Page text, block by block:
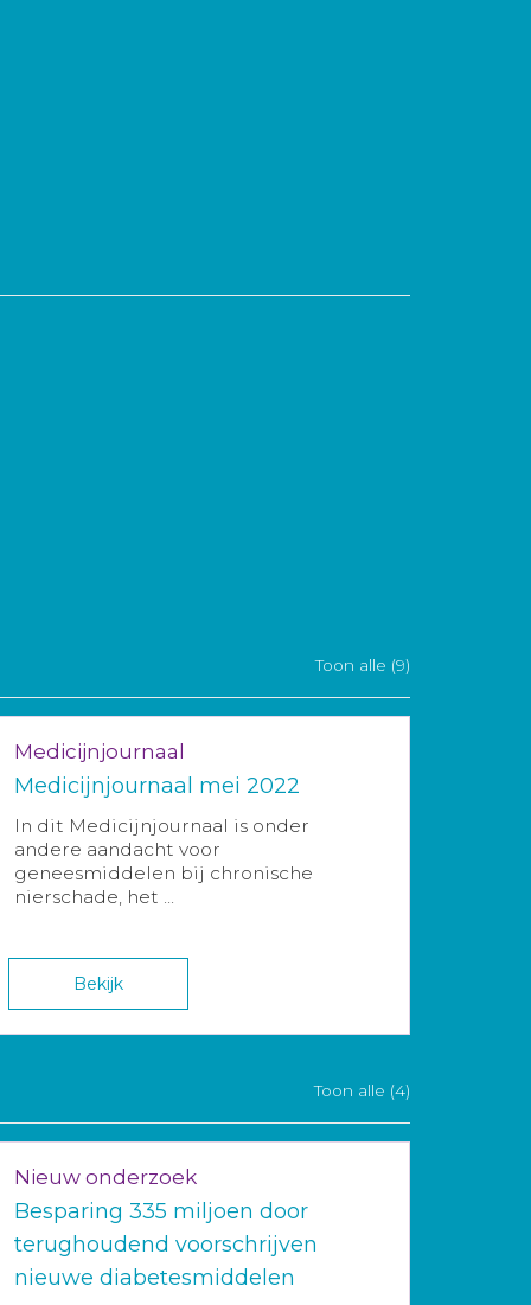
Toon alle (9)
Medicijnjournaal
Medicijnjournaal mei 2022
In dit Medicijnjournaal is onder
andere aandacht voor
geneesmiddelen bij chronische
nierschade, het ...
Bekijk
Toon alle (4)
Nieuw onderzoek
Besparing 335 miljoen door
terughoudend voorschrijven
nieuwe diabetesmiddelen